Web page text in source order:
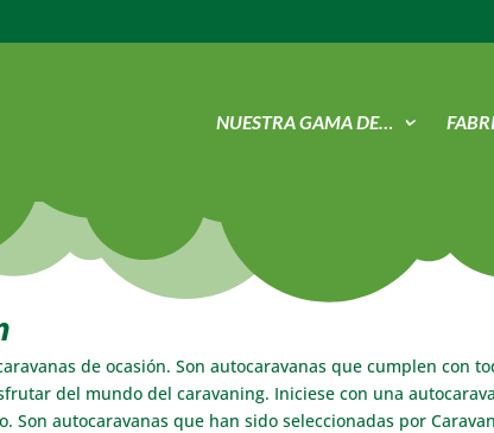
NUESTRA GAMA DE…
de ocasión. Son autocaravanas que cumplen con
del mundo del caravaning. Iniciese con una
Son autocaravanas que han sido seleccionadas por